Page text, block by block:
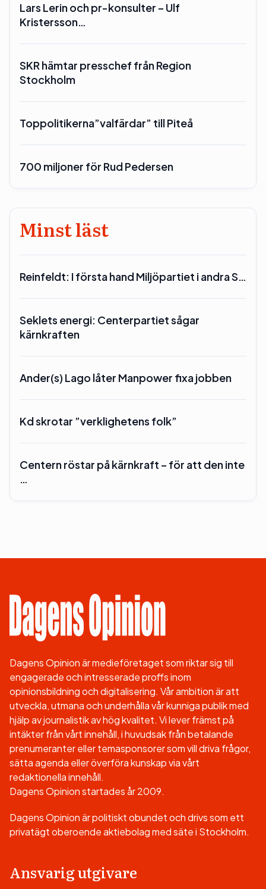
Lars Lerin och pr-konsulter – Ulf
Kristersson…
SKR hämtar presschef från Region
Stockholm
Toppolitikerna”valfärdar” till Piteå
700 miljoner för Rud Pedersen
Minst läst
Reinfeldt: I första hand Miljöpartiet i andra S…
Seklets energi: Centerpartiet sågar
kärnkraften
Ander(s) Lago låter Manpower fixa jobben
Kd skrotar ”verklighetens folk”
Centern röstar på kärnkraft – för att den inte
…
Dagens Opinion är medieföretaget som riktar sig till
engagerade och intresserade proffs inom
opinionsbildning och digitalisering. Vår ambition är att
utveckla, utmana och underhålla vår kunniga publik med
hjälp av journalistik av hög kvalitet. Vi lever främst på
intäkter från vårt innehåll, i huvudsak från betalande
prenumeranter eller temasponsorer som vill driva frågor,
sätta agenda eller överföra kunskap via vårt
redaktionella innehåll.
Dagens Opinion startades år 2009.
Dagens Opinion är politiskt obundet och drivs som ett
privatägt oberoende aktiebolag med säte i Stockholm.
Ansvarig utgivare